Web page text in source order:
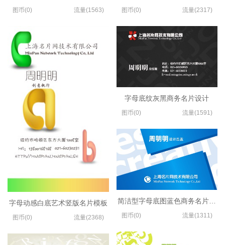
图币(0) 流量(1563)
字母动感白底艺术竖版名片模板
图币(0) 流量(2368)
图币(0) 流量(2317)
字母底纹灰黑商务名片设计
图币(0) 流量(1591)
简洁型字母底图蓝色商务名片设计
图币(0) 流量(1311)